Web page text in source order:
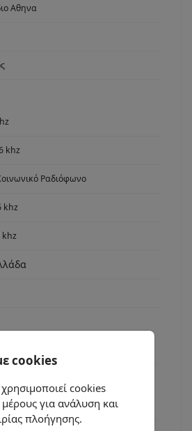
Αθηνα
khz
Ραδιόφωνο
khz
khz
cookies
cookies
για ανάλυση και
πλοήγησης.